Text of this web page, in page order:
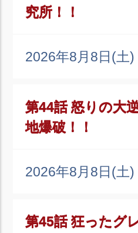
究所！！
2026年8月8日(土)
第44話 怒りの大
地爆破！！
2026年8月8日(土)
第45話 狂ったグ